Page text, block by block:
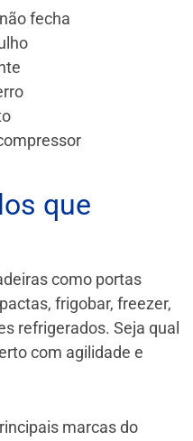
fecha
que
como portas
frigobar, freezer,
refrigerados. Seja qual
com agilidade e
marcas do